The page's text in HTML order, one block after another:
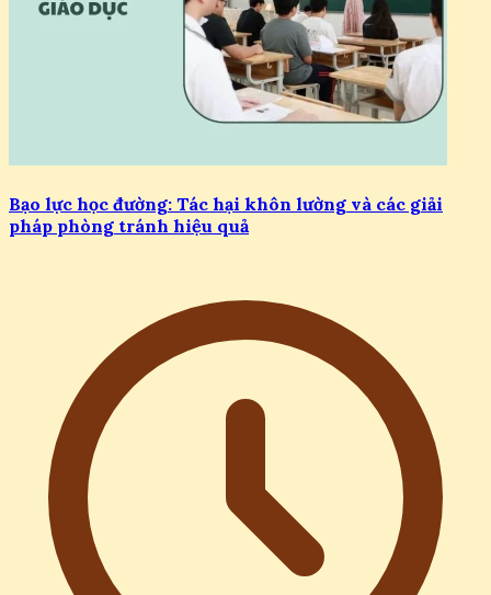
Bạo lực học đường: Tác hại khôn lường và các giải
pháp phòng tránh hiệu quả